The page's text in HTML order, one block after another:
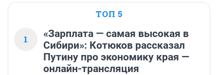
ТОП 5
1
«Зарплата — самая высокая в
Сибири»: Котюков рассказал
Путину про экономику края —
онлайн-трансляция